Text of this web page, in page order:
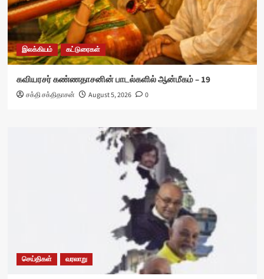
இலக்கியம் கட்டுரைகள்
கவியரசர் கண்ணதாசனின் பாடல்களில் ஆன்மீகம் – 19
சக்தி சக்திதாசன் August 5, 2026 0
செய்திகள் வரலாறு